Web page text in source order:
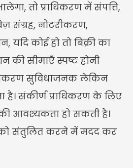
तो प्राधिकरण में संपत्ति,
संग्रह, नोटरीकरण,
यदि कोई हो तो बिक्री का
की सीमाएँ स्पष्ट होनी
सुविधाजनक लेकिन
है। संकीर्ण प्राधिकरण के लिए
आवश्यकता हो सकती है।
को संतुलित करने में मदद कर